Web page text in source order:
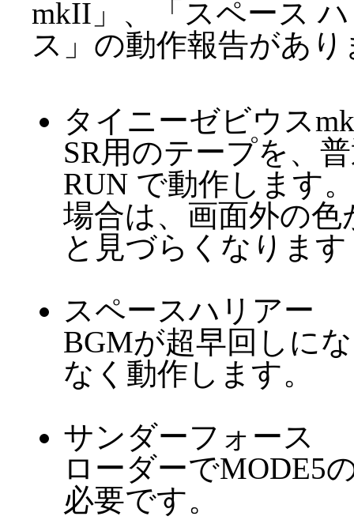
mkII」、「スペース
ス」の動作報告があり
タイニーゼビウス
SR用のテープを、
RUN で動作します
場合は、画面外の
と見づらくなりま
スペースハリアー
BGMが超早回しに
なく動作します。
サンダーフォース
ローダーでMODE5
必要です。